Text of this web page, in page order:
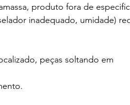
produto fora de
inadequado, umidade)
peças soltando em